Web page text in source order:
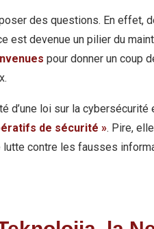
des questions. En effet,
est devenue un pilier du
pour donner un coup
d’une loi sur la
de sécurité ». Pire,
contre les fausses